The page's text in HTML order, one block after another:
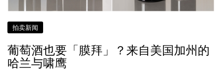
拍卖新闻
葡萄酒也要「膜拜」？来自美国加州的
哈兰与啸鹰